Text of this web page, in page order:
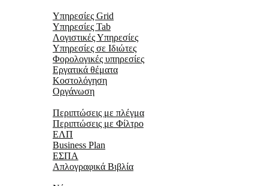
Υπηρεσίες Grid
Υπηρεσίες Tab
Λογιστικές Υπηρεσίες
Υπηρεσίες σε Ιδιώτες
Φορολογικές υπηρεσίες
Εργατικά θέματα
Κοστολόγηση
Οργάνωση
Περιπτώσεις με πλέγμα
Περιπτώσεις με Φίλτρο
ΕΛΠ
Business Plan
ΕΣΠΑ
Απλογραφικά Βιβλία